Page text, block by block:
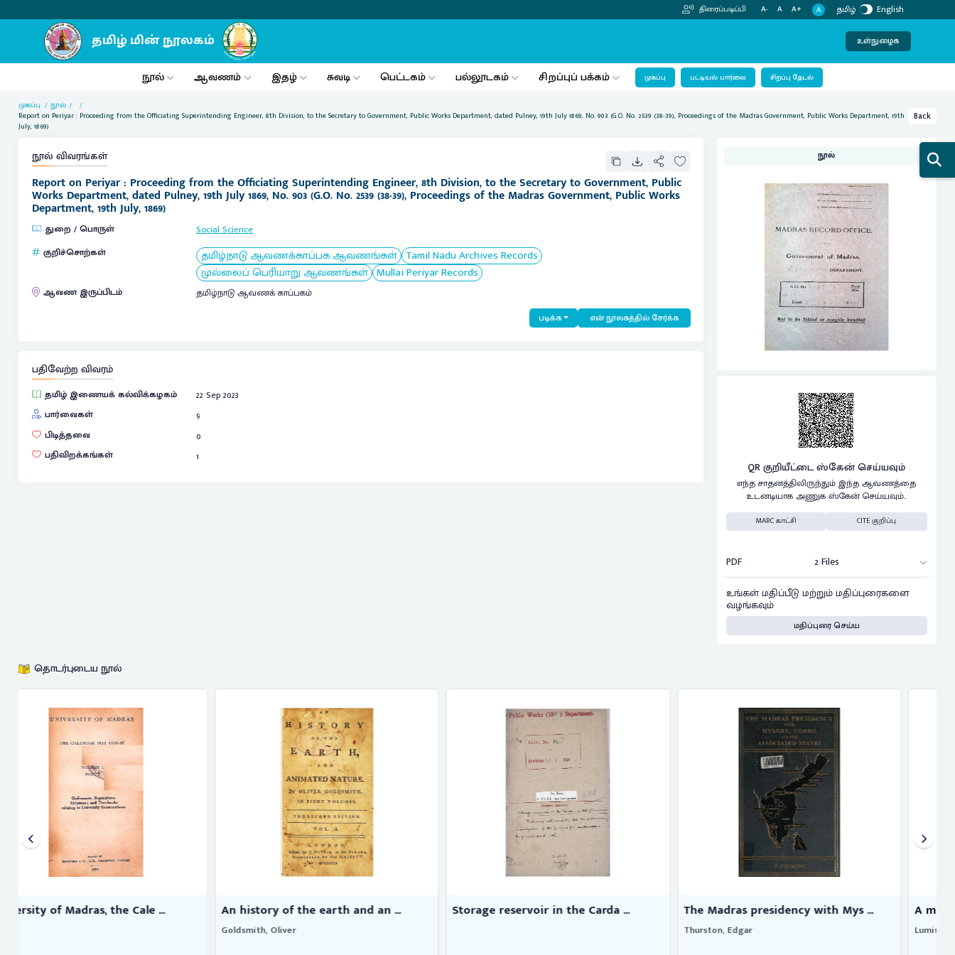
திரைப்படிப்பி A- A A+ A தமிழ் English
உள்நுழைக
நூல் ஆவணம் இதழ் சுவடி பெட்டகம் பல்லூடகம் சிறப்புப் பக்கம் முகப்பு பட்டியல் பார்வை சிறப்பு தேடல்
முகப்பு
நூல்
Report on Periyar : Proceeding from the Officiating Superintending Engineer, 8th Division, to the Secretary to Government, Public Works Department, dated Pulney, 19th July 1869, No. 903 (G.O. No. 2539 (38-39), Proceedings of the Madras Government, Public Works Department, 19th
July, 1869)
Back
நூல் விவரங்கள்
Report on Periyar : Proceeding from the Officiating Superintending Engineer, 8th Division, to the Secretary to Government, Public
Works Department, dated Pulney, 19th July 1869, No. 903 (G.O. No. 2539 (38-39), Proceedings of the Madras Government, Public Works
Department, 19th July, 1869)
துறை / பொருள்
Social Science
குறிச்சொற்கள்
தமிழ்நாடு ஆவணக்காப்பக ஆவணங்கள் Tamil Nadu Archives Records
முல்லைப் பெரியாறு ஆவணங்கள் Mullai Periyar Records
ஆவண இருப்பிடம் தமிழ்நாடு ஆவணக் காப்பகம்
படிக்க என் நூலகத்தில் சேர்க்க
பதிவேற்ற விவரம்
தமிழ் இணையக் கல்விக்கழகம்
22 Sep 2023
பார்வைகள்
9
பிடித்தவை
0
பதிவிறக்கங்கள்
1
நூல்
QR குறியீட்டை ஸ்கேன் செய்யவும்
எந்த சாதனத்திலிருந்தும் இந்த ஆவணத்தை
உடனடியாக அணுக ஸ்கேன் செய்யவும்..
MARC காட்சி CITE குறிப்பு
PDF 2 Files
உங்கள் மதிப்பீடு மற்றும் மதிப்புரைகளை
வழங்கவும்
மதிப்புரை செய்ய
தொடர்புடைய நூல்
An history of the earth and an ... Storage reservoir in the Carda ... The Madras presidency with Mys ... A manual of hindoo law as prev ...
Lumisden Strange, Thomas